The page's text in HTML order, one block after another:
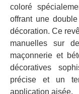
coloré
offrant une
décoration. Ce
manuelles sur
maçonnerie et
décoratives
précise et un
application aisée.